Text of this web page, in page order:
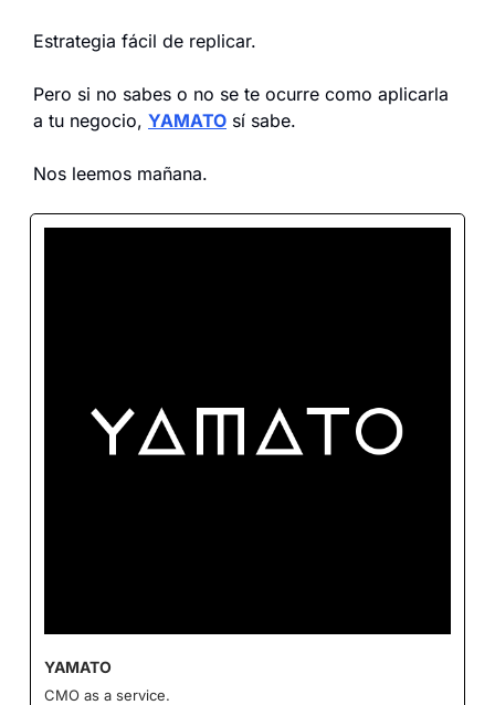
Estrategia fácil de replicar.
Pero si no sabes o no se te ocurre como aplicarla
a tu negocio, YAMATO sí sabe.
Nos leemos mañana.
YAMATO
CMO as a service.